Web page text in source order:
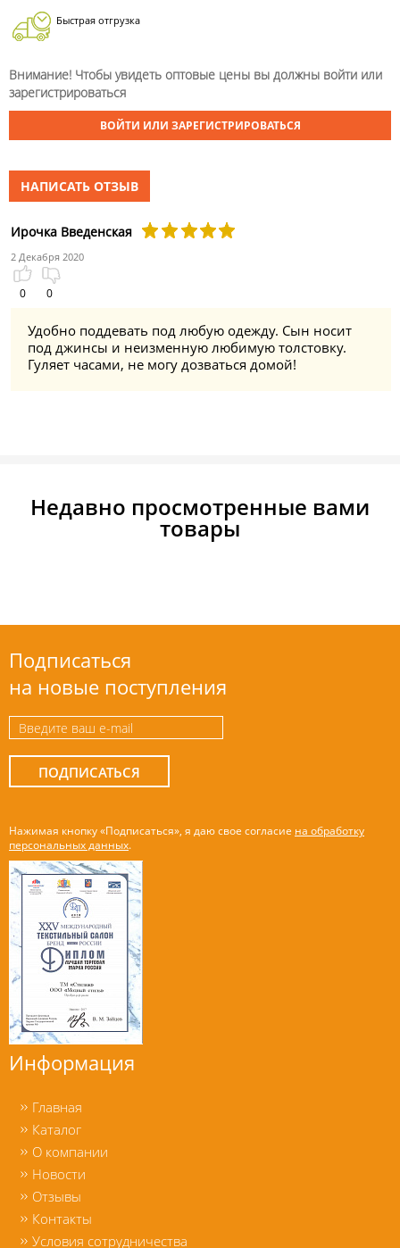
Быстрая отгрузка
Внимание! Чтобы увидеть оптовые цены вы должны войти или
зарегистрироваться
ВОЙТИ ИЛИ ЗАРЕГИСТРИРОВАТЬСЯ
НАПИСАТЬ ОТЗЫВ
Ирочка Введенская
2 Декабря 2020
0 0
Удобно поддевать под любую одежду. Сын носит
под джинсы и неизменную любимую толстовку.
Гуляет часами, не могу дозваться домой!
Недавно просмотренные вами
товары
Подписаться
на новые поступления
ПОДПИСАТЬСЯ
Нажимая кнопку «Подписаться», я даю свое согласие на обработку
персональных данных.
Информация
Главная
Каталог
О компании
Новости
Отзывы
Контакты
Условия сотрудничества